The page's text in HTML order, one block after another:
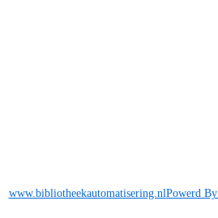
www.bibliotheekautomatisering.nlPowerd By